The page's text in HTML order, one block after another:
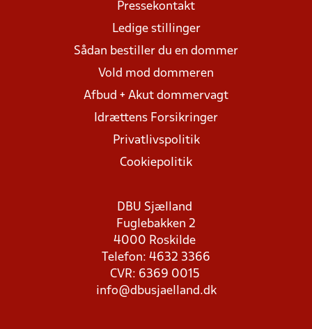
Pressekontakt
Ledige stillinger
Sådan bestiller du en dommer
Vold mod dommeren
Afbud + Akut dommervagt
Idrættens Forsikringer
Privatlivspolitik
Cookiepolitik
DBU Sjælland
Fuglebakken 2
4000 Roskilde
Telefon: 4632 3366
CVR: 6369 0015
info@dbusjaelland.dk